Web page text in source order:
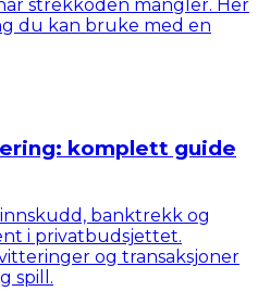
strekkoden mangler. Her
du kan bruke med en
komplett guide
banktrekk og
i privatbudsjettet.
og transaksjoner
spill.